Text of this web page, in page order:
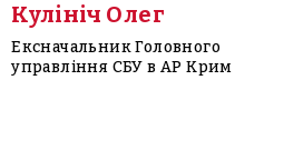
Кулініч Олег
Ексначальник Головного
управління СБУ в АР Крим